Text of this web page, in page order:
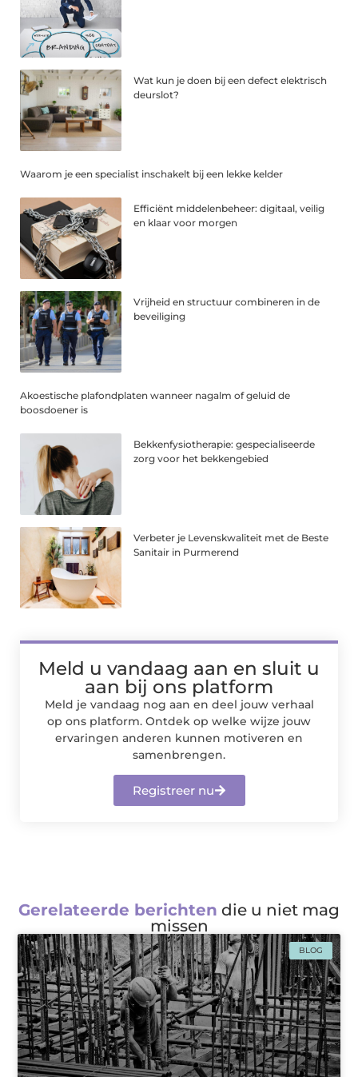
Wat kun je doen bij een defect elektrisch
deurslot?
Waarom je een specialist inschakelt bij een lekke kelder
Efficiënt middelenbeheer: digitaal, veilig
en klaar voor morgen
Vrijheid en structuur combineren in de
beveiliging
Akoestische plafondplaten wanneer nagalm of geluid de
boosdoener is
Bekkenfysiotherapie: gespecialiseerde
zorg voor het bekkengebied
Verbeter je Levenskwaliteit met de Beste
Sanitair in Purmerend
Meld u vandaag aan en sluit u
aan bij ons platform
Meld je vandaag nog aan en deel jouw verhaal
op ons platform. Ontdek op welke wijze jouw
ervaringen anderen kunnen motiveren en
samenbrengen.
Registreer nu
Gerelateerde berichten die u niet mag
missen
BLOG